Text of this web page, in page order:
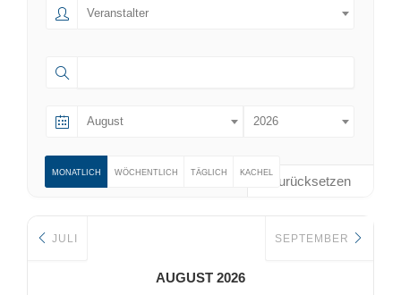
Veranstalter
August 2026
Zurücksetzen
MONATLICH WÖCHENTLICH TÄGLICH KACHEL
JULI
AUGUST 2026
SEPTEMBER